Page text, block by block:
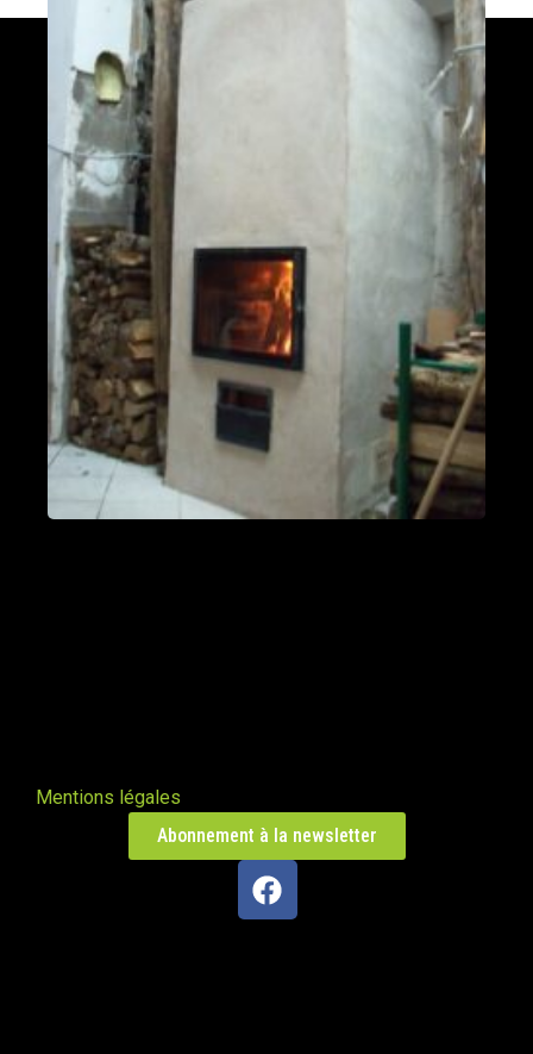
Valleraugue 30570
Poele de masse S avec conduit en
brique de terre crue handmade
Mantry 39230
Poêle Oxalibre L dans le Tarn
Coufouleux 81800
Poêle de masse
Corbel 73160
Poêle M sous escalier
Fontaine-lès-Clerval 25340
Poêle L en Haute-Saône
Poêle de masse Taille L
Chaparon 74210
Mentions légales
Abonnement à la newsletter